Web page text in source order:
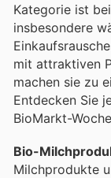
Kategorie ist
insbesondere
mit attraktiven
machen sie zu
Entdecken Sie
BioMarkt-
Bio-
Milchprodukte